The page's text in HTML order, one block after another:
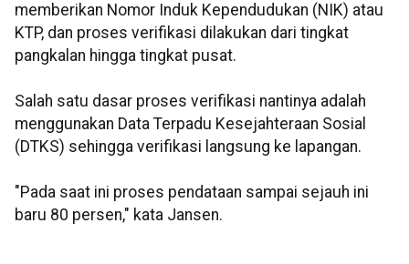
memberikan Nomor Induk Kependudukan (NIK) atau
KTP, dan proses verifikasi dilakukan dari tingkat
pangkalan hingga tingkat pusat.
Salah satu dasar proses verifikasi nantinya adalah
menggunakan Data Terpadu Kesejahteraan Sosial
(DTKS) sehingga verifikasi langsung ke lapangan.
"Pada saat ini proses pendataan sampai sejauh ini
baru 80 persen," kata Jansen.